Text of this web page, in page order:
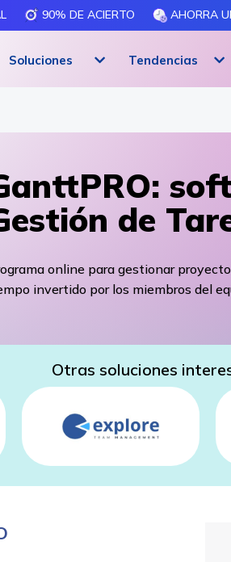
90% DE ACIERTO AHORRA
Soluciones Tendencias
de
online para gestionar
invertido por los miembros del
Otras soluciones